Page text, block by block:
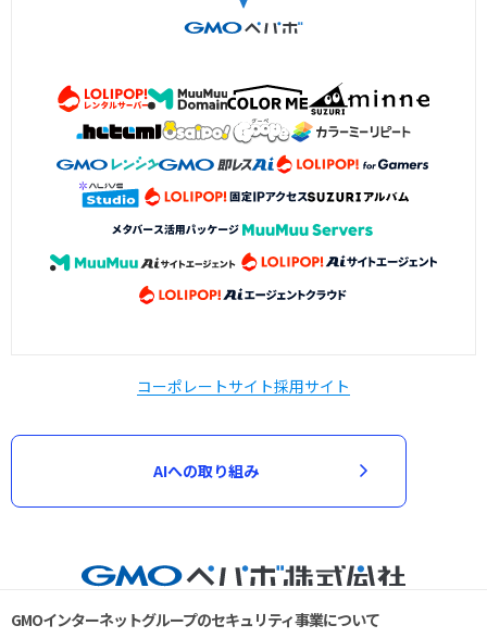
コーポレートサイト採用サイト
AIへの取り組み
GMOインターネットグループのセキュリティ事業について